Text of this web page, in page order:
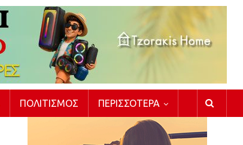
ΠΟΛΙΤΙΣΜΌΣ ΠΕΡΙΣΣΌΤΕΡΑ